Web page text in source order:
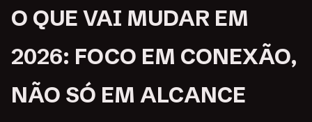
O QUE VAI MUDAR EM
2026: FOCO EM CONEXÃO,
NÃO SÓ EM ALCANCE